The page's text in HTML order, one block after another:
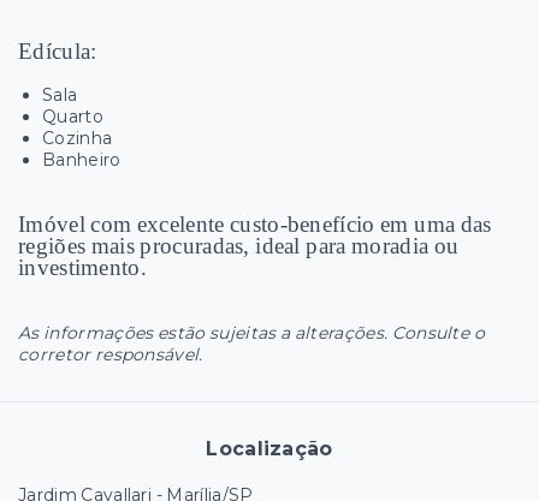
Edícula:
Sala
Quarto
Cozinha
Banheiro
Imóvel com excelente custo-benefício em uma das
regiões mais procuradas, ideal para moradia ou
investimento.
As informações estão sujeitas a alterações. Consulte o
corretor responsável.
Localização
Jardim Cavallari - Marília/SP